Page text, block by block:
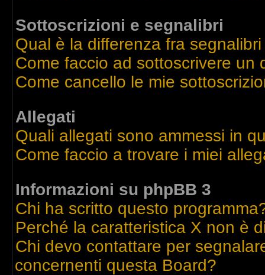
Sottoscrizioni e segnalibri
Qual è la differenza fra
Come faccio ad sottoscrivere un
Come cancello le mie
Allegati
Quali allegati sono ammessi in
Come faccio a trovare i miei
Informazioni su phpBB 3
Chi ha scritto questo
Perché la caratteristica X non è
Chi devo contattare per
concernenti questa Board?